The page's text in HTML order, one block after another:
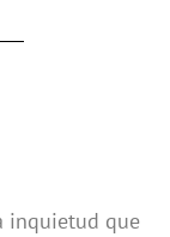
inquietud que